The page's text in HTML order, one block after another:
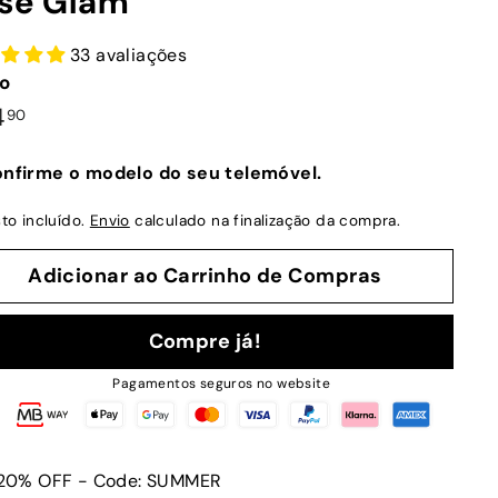
33 avaliações
90€24,90
o modelo do seu telemóvel.
incluído. Envio calculado na finalização da compra.
Adicionar ao Carrinho de Compras
Compre já!
Pagamentos seguros no website
OFF - Code: SUMMER